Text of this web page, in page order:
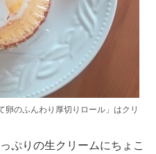
卵のふんわり厚切りロール」はクリ
ぷりの生クリームにちょこ